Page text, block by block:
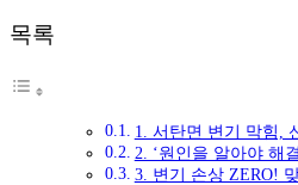
목록
1. 서탄면 변기 막힘,
2. ‘원인을 알아야 해
3. 변기 손상 ZERO!